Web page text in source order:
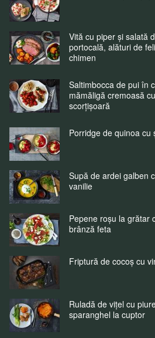
Vită cu piper și salată
portocală, alături de
chimen
Saltimbocca de pui în
mămăligă cremoasă
scorțișoară
Porridge de quinoa cu
Supă de ardei galben
vanilie
Pepene roșu la grătar
brânză feta
Friptură de cocoș cu
Ruladă de vițel cu
sparanghel la cuptor